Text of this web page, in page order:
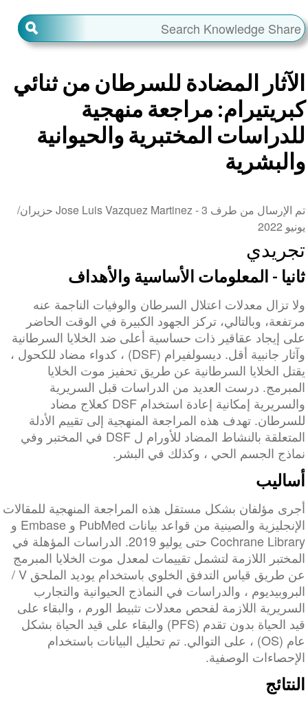
الآثار المضادة للسرطان من ثنائي
كبريتيرام: مراجعة منهجية
للدراسات المختبرية والحيوانية
والبشرية
تم الإرسال من طرف Jose Luis Vazquez Martinez -
3 حزيران/
يونيو 2022
تجريدي
ثانيا - المعلومات الأساسية والأهداف
ولا تزال معدلات اعتلال السرطان والوفيات الناجمة عنه
مرتفعة، وبالتالي، تركز الجهود الكبيرة في الوقت الحاضر
على إيجاد عقاقير ذات حساسية أعلى ضد الخلايا السرطانية
وآثار جانبية أقل. ديسولفيرام (DSF) ، كدواء مضاد للكحول ،
يقتل الخلايا السرطانية عن طريق تحفيز موت الخلايا
المبرمج. درست العديد من الدراسات قبل السريرية
والسريرية إمكانية إعادة استخدام DSF كعلاج مضاد
للسرطان. تهدف هذه المراجعة المنهجية إلى تقييم الأدلة
المتعلقة بالنشاط المضاد للأورام ل DSF في المختبر وفي
نماذج الجسم الحي ، وكذلك في البشر.
أساليب
أجرى مؤلفان بشكل مستقل هذه المراجعة المنهجية للمقالات
الإنجليزية والصينية من قواعد بيانات PubMed و Embase و
Cochrane Library حتى يوليو 2019. الدراسات المؤهلة في
المختبر اللازمة لتشمل تقييمات لمعدل موت الخلايا المبرمج
عن طريق قياس التدفق الخلوي باستخدام يوديد الملحق V /
البروبيديوم ، والدراسات في النماذج الحيوانية والتجارب
السريرية اللازمة لفحص معدلات تثبيط الورم ، والبقاء على
قيد الحياة بدون تقدم (PFS) والبقاء على قيد الحياة بشكل
عام (OS) ، على التوالي. تم تحليل البيانات باستخدام
الإحصاءات الوصفية.
النتائج